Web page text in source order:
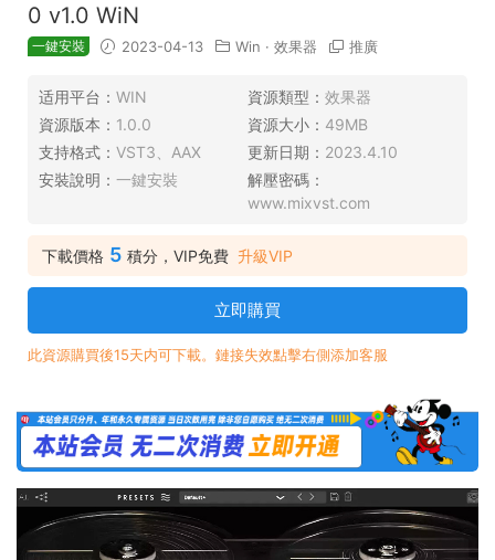
0 v1.0 WiN
一鍵安裝 2023-04-13 Win · 效果器 推廣
适用平台： WIN 資源類型： 效果器
資源版本： 1.0.0 資源大小： 49MB
支持格式： VST3、AAX 更新日期： 2023.4.10
安裝說明： 一鍵安裝
解壓密碼：
www.mixvst.com
下載價格 5 積分，VIP免費 升級VIP
立即購買
此資源購買後15天内可下載。鏈接失效點擊右側添加客服